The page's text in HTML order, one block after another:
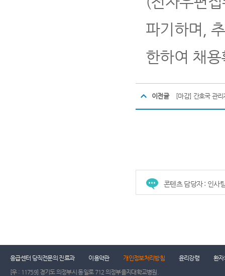
파기하며 ,
한하여 채
이전글 [마감] 간호국 관리
콘텐츠 담당자 : 인사
응급센터 당직전문의 진료과 이용약관 개인정보처리방침 윤리강령
환자
[우 : 11759] 경기도 의정부시 동일로 712 의정부을지대학교병원.